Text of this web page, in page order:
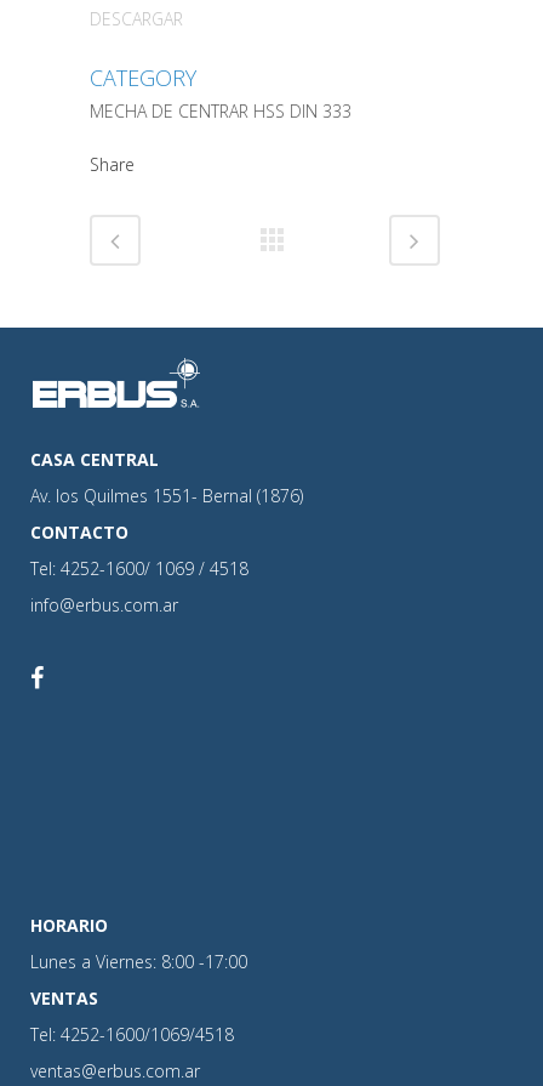
DESCARGAR
CATEGORY
MECHA DE CENTRAR HSS DIN 333
Share
CASA CENTRAL
Av. los Quilmes 1551- Bernal (1876)
CONTACTO
Tel: 4252-1600/ 1069 / 4518
info@erbus.com.ar
HORARIO
Lunes a Viernes: 8:00 -17:00
VENTAS
Tel: 4252-1600/1069/4518
ventas@erbus.com.ar